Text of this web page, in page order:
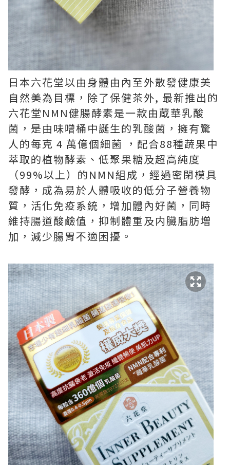
日本六花堂以由身體由內至外散發健康美
自然美為目標，除了保健茶外, 最新推出的
六花堂NMN健腸酵素是一款由蔵華乳酸
菌，是由味噌桶中誕生的乳酸菌，擁有驚
人的每克 4 萬億個細菌 ，配合88種蔬果中
萃取的植物酵素、低聚果糖及超高純度
（99%以上）的NMN組成，經過密閉模具
發酵，成為易於人體吸收的低分子營養物
質，活化免疫系統，增加體內好菌，同時
維持腸道酸鹼值，抑制體重及内臓脂肪増
加，減少腸胃不適困擾。